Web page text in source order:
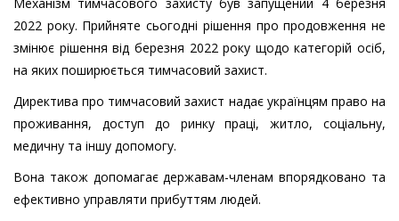
2022 року. Прийняте сьогодні рішення про продовження не
змінює рішення від березня 2022 року щодо категорій осіб,
на яких поширюється тимчасовий захист.
Директива про тимчасовий захист надає українцям право на
проживання, доступ до ринку праці, житло, соціальну,
медичну та іншу допомогу.
Вона також допомагає державам-членам впорядковано та
ефективно управляти прибуттям людей.